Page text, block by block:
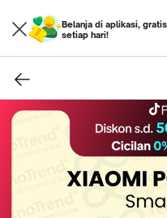
Belanja di aplikasi,
setiap hari!